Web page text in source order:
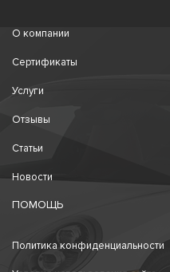
О компании
Сертификаты
Услуги
Отзывы
Статьи
Новости
ПОМОЩЬ
Политика конфиденциальности